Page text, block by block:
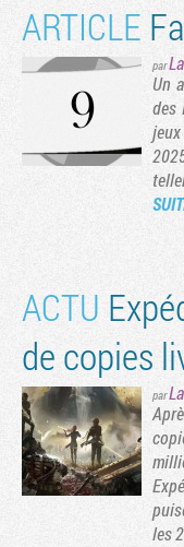
ARTICLE
par
Un
des
ACTU
de copies
par
les